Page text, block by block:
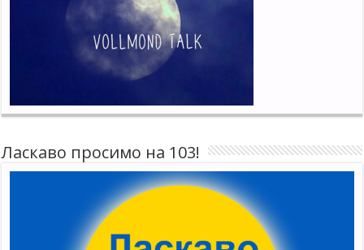
Ласкаво просимо на 103!